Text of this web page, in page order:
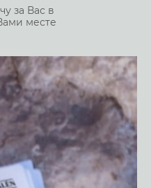
за Вас в
месте